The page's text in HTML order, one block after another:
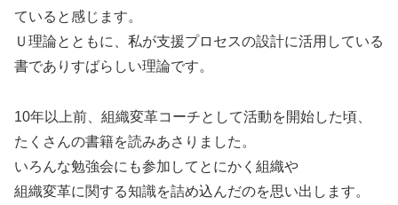
ていると感じます。
Ｕ理論とともに、私が支援プロセスの設計に活用している
書でありすばらしい理論です。
10年以上前、組織変革コーチとして活動を開始した頃、
たくさんの書籍を読みあさりました。
いろんな勉強会にも参加してとにかく組織や
組織変革に関する知識を詰め込んだのを思い出します。